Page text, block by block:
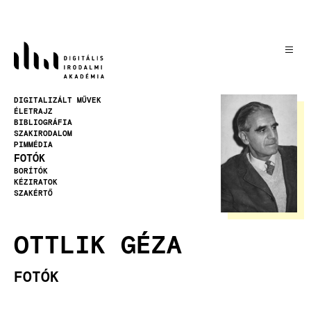
DIGITALIZÁLT MŰVEK
ÉLETRAJZ
BIBLIOGRÁFIA
SZAKIRODALOM
PIMMÉDIA
FOTÓK
BORÍTÓK
KÉZIRATOK
SZAKÉRTŐ
OTTLIK GÉZA
FOTÓK